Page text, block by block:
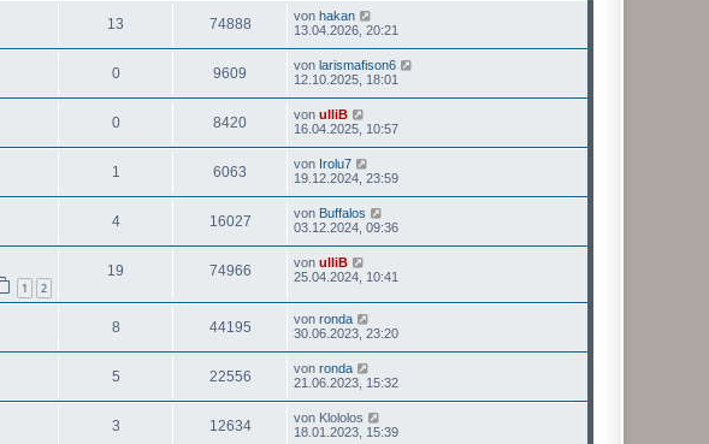
13 74888 von hakan
13.04.2026, 20:21
0 9609 von larismafison6
12.10.2025, 18:01
0 8420 von ulliB
16.04.2025, 10:57
1 6063 von Irolu7
19.12.2024, 23:59
4 16027 von Buffalos
03.12.2024, 09:36
1 2
19 74966 von ulliB
25.04.2024, 10:41
8 44195 von ronda
30.06.2023, 23:20
5 22556 von ronda
21.06.2023, 15:32
3 12634 von Klololos
18.01.2023, 15:39